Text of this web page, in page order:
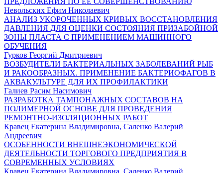
Невольских Ефим Николаевич
АНАЛИЗ УКОРОЧЕННЫХ КРИВЫХ ВОССТАНОВЛЕНИЯ
ДАВЛЕНИЯ ДЛЯ ОЦЕНКИ СОСТОЯНИЯ ПРИЗАБОЙНОЙ
ЗОНЫ ПЛАСТА С ПРИМЕНЕНИЕМ МАШИННОГО
ОБУЧЕНИЯ
Гурков Георгий Дмитриевич
ВОЗБУДИТЕЛИ БАКТЕРИАЛЬНЫХ ЗАБОЛЕВАНИЙ РЫБ
И РАКООБРАЗНЫХ. ПРИМЕНЕНИЕ БАКТЕРИОФАГОВ В
АКВАКУЛЬТУРЕ ДЛЯ ИХ ПРОФИЛАКТИКИ
Галиев Расим Насимович
РАЗРАБОТКА ТАМПОНАЖНЫХ СОСТАВОВ НА
ПОЛИМЕРНОЙ ОСНОВЕ ДЛЯ ПРОВЕДЕНИЯ
РЕМОНТНО-ИЗОЛЯЦИОННЫХ РАБОТ
Кравец Екатерина Владимировна, Саленко Валерий
Андреевич
ОСОБЕННОСТИ ВНЕШНЕЭКОНОМИЧЕСКОЙ
ДЕЯТЕЛЬНОСТИ ТОРГОВОГО ПРЕДПРИЯТИЯ В
СОВРЕМЕННЫХ УСЛОВИЯХ
Кравец Екатерина Владимировна, Саленко Валерий